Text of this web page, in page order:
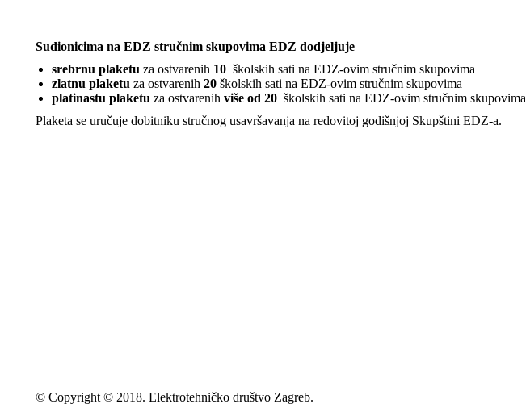
Sudionicima na EDZ stručnim skupovima EDZ dodjeljuje
srebrnu plaketu za ostvarenih 10 školskih sati na EDZ-ovim stručnim skupovima
zlatnu plaketu za ostvarenih 20 školskih sati na EDZ-ovim stručnim skupovima
platinastu plaketu za ostvarenih više od 20 školskih sati na EDZ-ovim stručnim skupovima
Plaketa se uručuje dobitniku stručnog usavršavanja na redovitoj godišnjoj Skupštini EDZ-a.
© Copyright © 2018. Elektrotehničko društvo Zagreb.